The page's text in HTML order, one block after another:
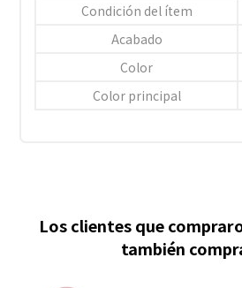
Condición del ítem
Acabado
Color
Color principal
Los clientes que
también